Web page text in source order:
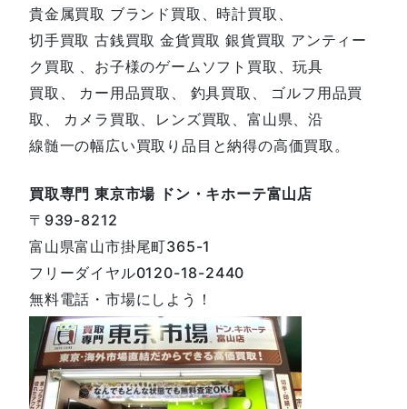
貴金属買取 ブランド買取、時計買取、
切手買取 古銭買取 金貨買取 銀貨買取 アンティー
ク買取 、お子様のゲームソフト買取、玩具
買取、 カー用品買取、 釣具買取、 ゴルフ用品買
取、 カメラ買取、レンズ買取、富山県、沿
線髄一の幅広い買取り品目と納得の高価買取。
買取専門 東京市場 ドン・キホーテ富山店
〒939-8212
富山県富山市掛尾町365-1
フリーダイヤル0120-18-2440
無料電話・市場にしよう！